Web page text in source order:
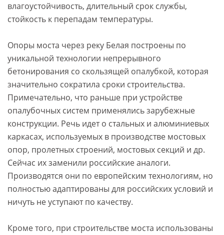
влагоустойчивость, длительный срок службы,
стойкость к перепадам температуры.
Опоры моста через реку Белая построены по
уникальной технологии непрерывного
бетонирования со скользящей опалубкой, которая
значительно сократила сроки строительства.
Примечательно, что раньше при устройстве
опалубочных систем применялись зарубежные
конструкции. Речь идет о стальных и алюминиевых
каркасах, используемых в производстве мостовых
опор, пролетных строений, мостовых секций и др.
Сейчас их заменили российские аналоги.
Производятся они по европейским технологиям, но
полностью адаптированы для российских условий и
ничуть не уступают по качеству.
Кроме того, при строительстве моста использованы